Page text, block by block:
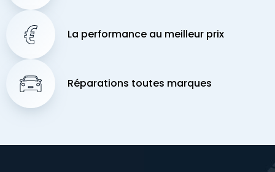
La performance au meilleur prix
Réparations toutes marques